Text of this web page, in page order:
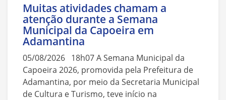
Muitas atividades chamam a
atenção durante a Semana
Municipal da Capoeira em
Adamantina
05/08/2026 18h07 A Semana Municipal da
Capoeira 2026, promovida pela Prefeitura de
Adamantina, por meio da Secretaria Municipal
de Cultura e Turismo, teve início na